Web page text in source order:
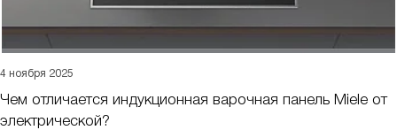
4 ноября 2025
Чем отличается индукционная варочная панель Miele от
электрической?